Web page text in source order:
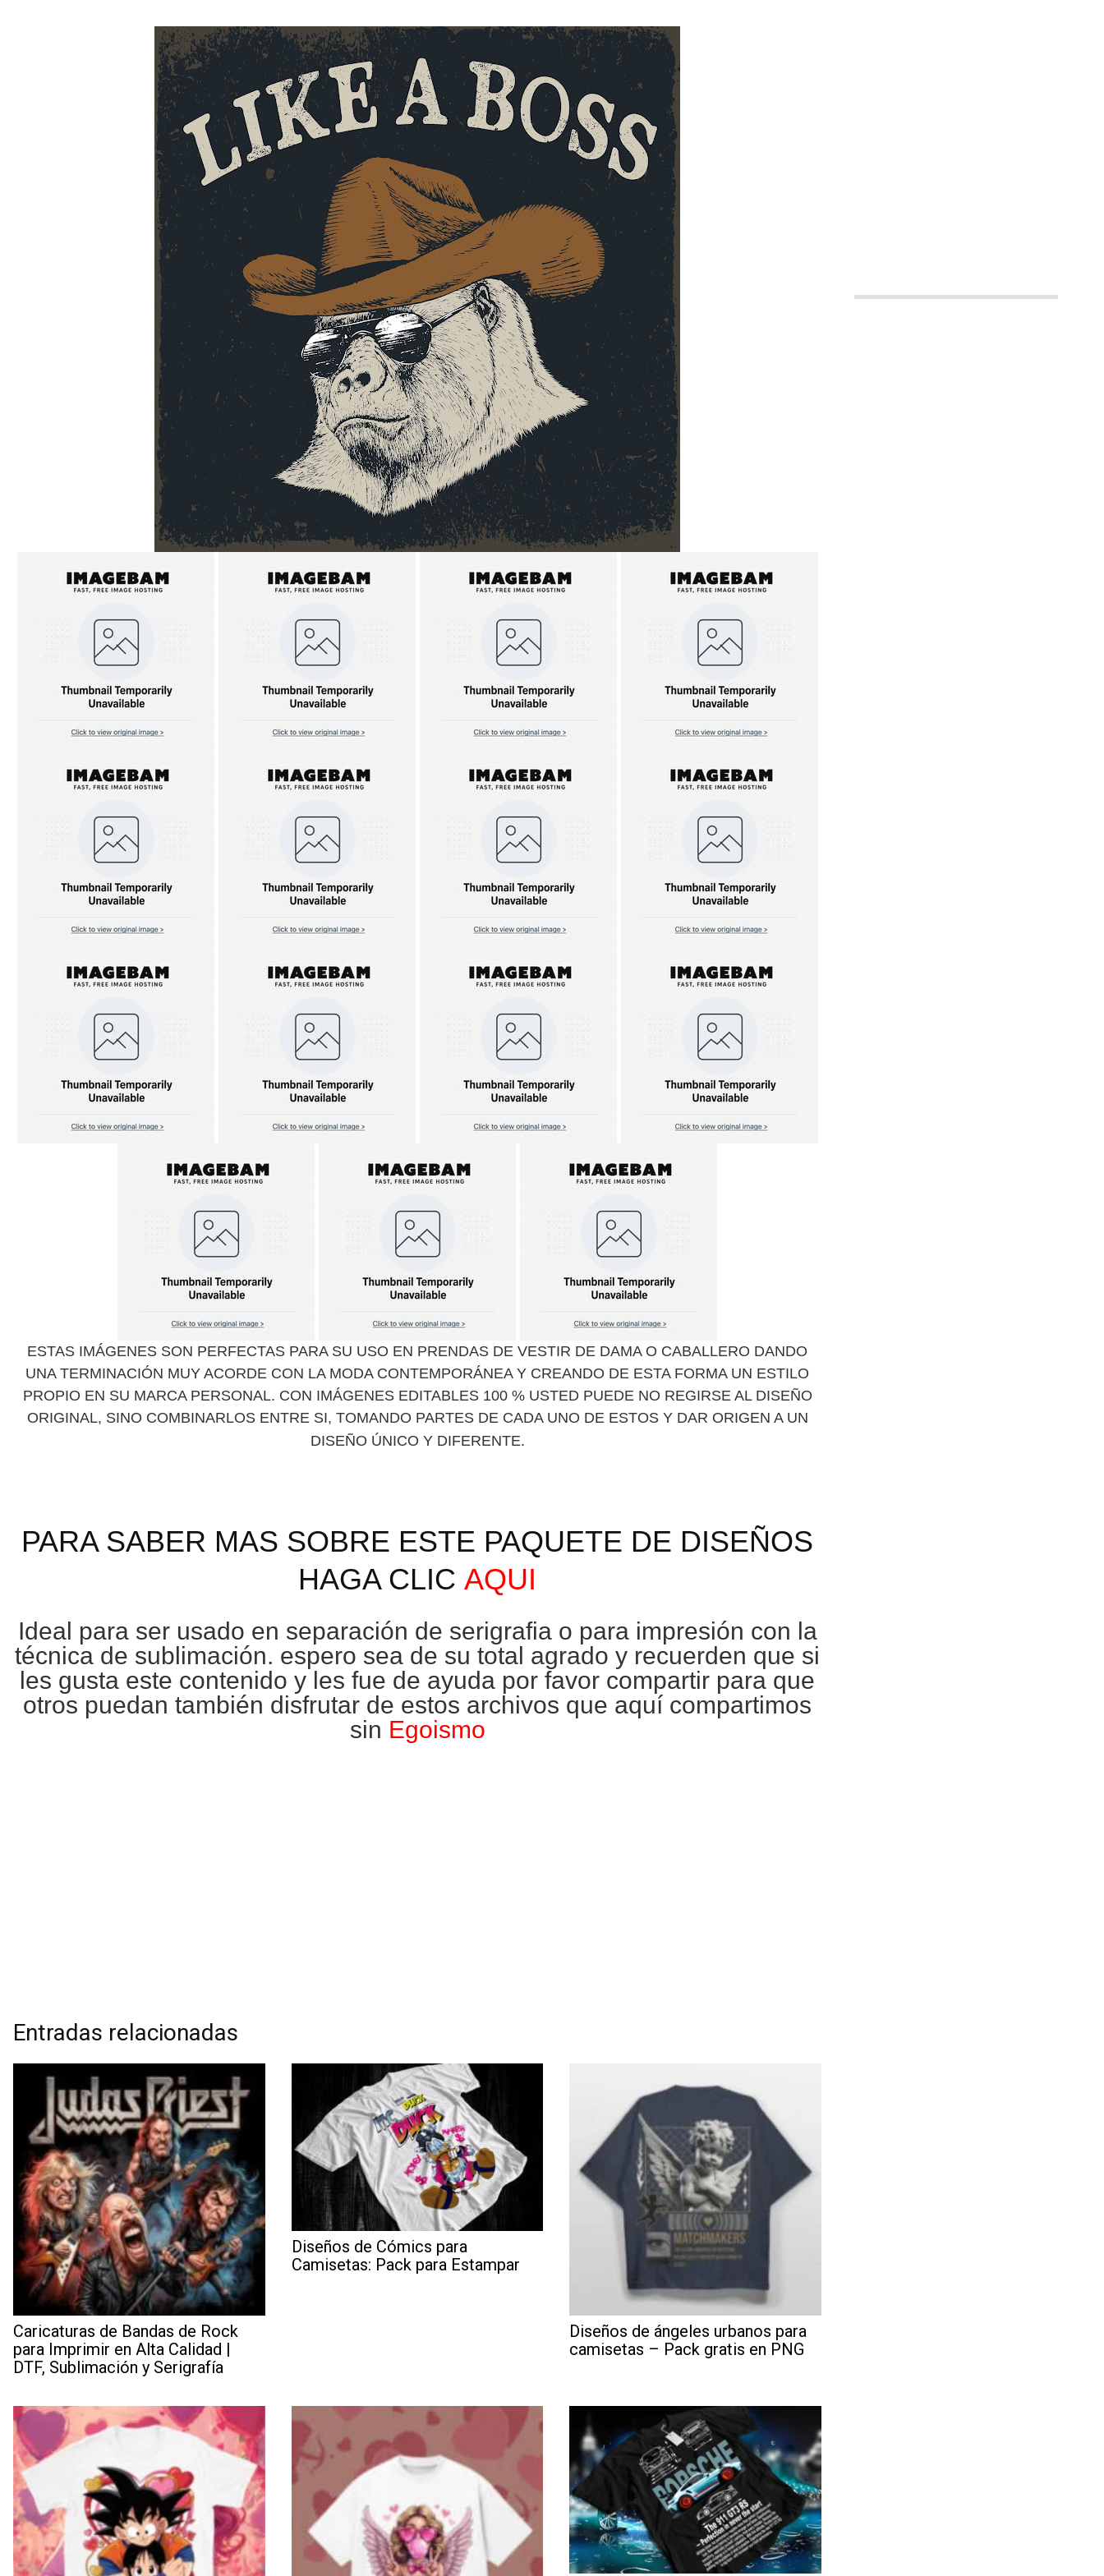
ESTAS IMÁGENES SON PERFECTAS PARA SU USO EN PRENDAS DE VESTIR DE DAMA O CABALLERO DANDO
UNA TERMINACIÓN MUY ACORDE CON LA MODA CONTEMPORÁNEA Y CREANDO DE ESTA FORMA UN ESTILO
PROPIO EN SU MARCA PERSONAL. CON IMÁGENES EDITABLES 100 % USTED PUEDE NO REGIRSE AL DISEÑO
ORIGINAL, SINO COMBINARLOS ENTRE SI, TOMANDO PARTES DE CADA UNO DE ESTOS Y DAR ORIGEN A UN
DISEÑO ÚNICO Y DIFERENTE.
PARA SABER MAS SOBRE ESTE PAQUETE DE DISEÑOS
HAGA CLIC AQUI
Ideal para ser usado en separación de serigrafiao para impresión con la
técnica de sublimación. espero sea de su total agrado y recuerden que si
les gusta este contenido y les fue de ayuda por favor compartir para que
otros puedan también disfrutar de estos archivos que aquí compartimos
sin Egoismo
Entradas relacionadas
Caricaturas de Bandas de Rock
para Imprimir en Alta Calidad |
DTF, Sublimación y Serigrafía
Diseños de Cómics para
Camisetas: Pack para Estampar
Diseños de ángeles urbanos para
camisetas – Pack gratis en PNG